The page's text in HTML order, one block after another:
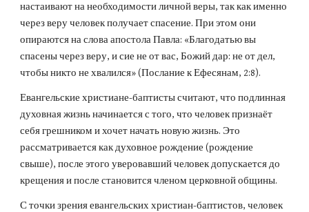
настаивают на необходимости личной веры, так как именно
через веру человек получает спасение. При этом они
опираются на слова апостола Павла: «Благодатью вы
спасены через веру, и сие не от вас, Божий дар: не от дел,
чтобы никто не хвалился» (Послание к Ефесянам, 2:8).
Евангельские христиане-баптисты считают, что подлинная
духовная жизнь начинается с того, что человек признаёт
себя грешником и хочет начать новую жизнь. Это
рассматривается как духовное рождение (рождение
свыше), после этого уверовавший человек допускается до
крещения и после становится членом церковной общины.
С точки зрения евангельских христиан-баптистов, человек